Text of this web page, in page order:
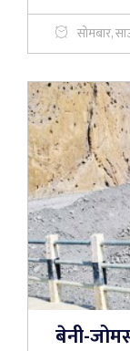
सोमबार,
बेनी-